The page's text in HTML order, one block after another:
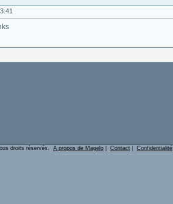
droits réservés. A propos de Magelo Contact Confidentialité